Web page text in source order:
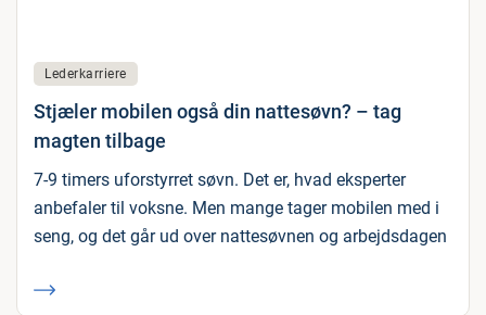
Lederkarriere
Stjæler mobilen også din nattesøvn? – tag
magten tilbage
7-9 timers uforstyrret søvn. Det er, hvad eksperter
anbefaler til voksne. Men mange tager mobilen med i
seng, og det går ud over nattesøvnen og arbejdsdagen